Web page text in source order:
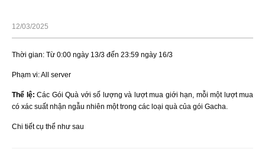
12/03/2025
Thời gian: Từ 0:00 ngày 13/3 đến 23:59 ngày 16/3
Phạm vi: All server
Thể lệ: Các Gói Quà với số lượng và lượt mua giới hạn, mỗi một lượt mua
có xác suất nhận ngẫu nhiên một trong các loại quà của gói Gacha.
Chi tiết cụ thể như sau